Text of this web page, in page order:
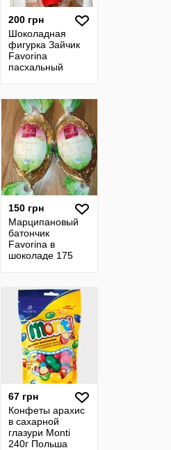
200 грн
Шоколадная
фигурка Зайчик
Favorina
пасхальный
150 грн
Марципановый
батончик
Favorina в
шоколаде 175
67 грн
Конфеты арахис
в сахарной
глазури Monti
240г Польша